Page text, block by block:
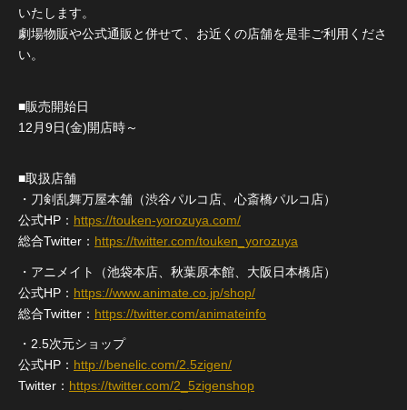
いたします。
劇場物販や公式通販と併せて、お近くの店舗を是非ご利用くださ
い。
■販売開始日
12月9日(金)開店時～
■取扱店舗
・刀剣乱舞万屋本舗（渋谷パルコ店、心斎橋パルコ店）
公式HP： https://touken-yorozuya.com/
総合Twitter： https://twitter.com/touken_yorozuya
・アニメイト（池袋本店、秋葉原本館、大阪日本橋店）
公式HP： https://www.animate.co.jp/shop/
総合Twitter： https://twitter.com/animateinfo
・2.5次元ショップ
公式HP： http://benelic.com/2.5zigen/
Twitter： https://twitter.com/2_5zigenshop